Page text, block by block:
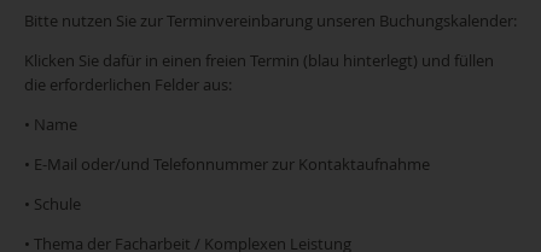
Bitte nutzen Sie zur Terminvereinbarung unseren Buchungskalender:
Klicken Sie dafür in einen freien Termin (blau hinterlegt) und füllen
die erforderlichen Felder aus:
• Name
• E-Mail oder/und Telefonnummer zur Kontaktaufnahme
• Schule
• Thema der Facharbeit / Komplexen Leistung